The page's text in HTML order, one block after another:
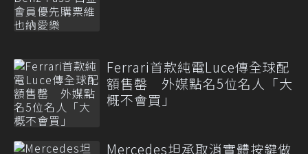
Ferrari首款純電Luce傳全球配
額售罄 外媒點名5位名人「大
概不會買」
Mercedes坦承取消實體按鍵做